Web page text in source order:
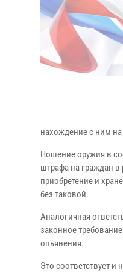
нахождение с ним
Ношение оружия в
штрафа на граждан в
приобретение и
без таковой.
Аналогичная
законное
опьянения.
Это соответствует